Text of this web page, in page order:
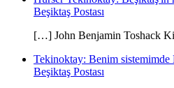
Beşiktaş Postası
[…] John Benjamin Toshack
Tekinoktay: Benim
Beşiktaş Postası